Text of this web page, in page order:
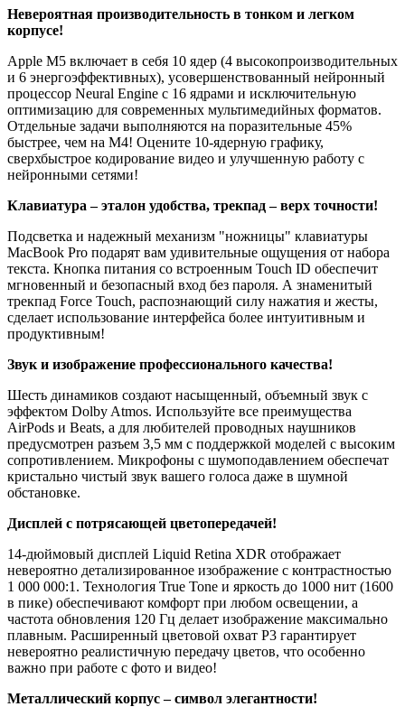
Невероятная производительность в тонком и легком
корпусе!
Apple M5 включает в себя 10 ядер (4 высокопроизводительных
и 6 энергоэффективных), усовершенствованный нейронный
процессор Neural Engine с 16 ядрами и исключительную
оптимизацию для современных мультимедийных форматов.
Отдельные задачи выполняются на поразительные 45%
быстрее, чем на M4! Оцените 10-ядерную графику,
сверхбыстрое кодирование видео и улучшенную работу с
нейронными сетями!
Клавиатура – эталон удобства, трекпад – верх точности!
Подсветка и надежный механизм "ножницы" клавиатуры
MacBook Pro подарят вам удивительные ощущения от набора
текста. Кнопка питания со встроенным Touch ID обеспечит
мгновенный и безопасный вход без пароля. А знаменитый
трекпад Force Touch, распознающий силу нажатия и жесты,
сделает использование интерфейса более интуитивным и
продуктивным!
Звук и изображение профессионального качества!
Шесть динамиков создают насыщенный, объемный звук с
эффектом Dolby Atmos. Используйте все преимущества
AirPods и Beats, а для любителей проводных наушников
предусмотрен разъем 3,5 мм с поддержкой моделей с высоким
сопротивлением. Микрофоны с шумоподавлением обеспечат
кристально чистый звук вашего голоса даже в шумной
обстановке.
Дисплей с потрясающей цветопередачей!
14-дюймовый дисплей Liquid Retina XDR отображает
невероятно детализированное изображение с контрастностью
1 000 000:1. Технология True Tone и яркость до 1000 нит (1600
в пике) обеспечивают комфорт при любом освещении, а
частота обновления 120 Гц делает изображение максимально
плавным. Расширенный цветовой охват P3 гарантирует
невероятно реалистичную передачу цветов, что особенно
важно при работе с фото и видео!
Металлический корпус – символ элегантности!